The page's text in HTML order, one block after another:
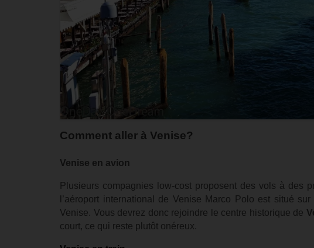
Comment aller à Venise?
Venise en avion
Plusieurs compagnies low-cost proposent des vols à des
l’aéroport international de Venise Marco Polo est situé
Venise. Vous devrez donc rejoindre le centre historique de
court, ce qui reste plutôt onéreux.